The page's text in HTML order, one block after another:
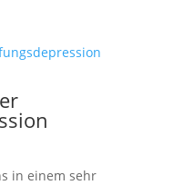
in einem sehr